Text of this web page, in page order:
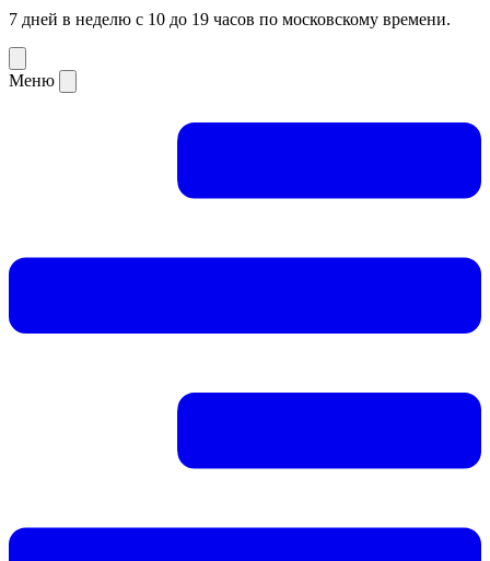
7 дней в неделю с 10 до 19 часов по московскому времени.
Меню